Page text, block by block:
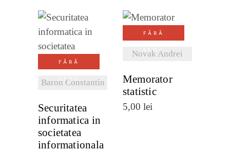
FĂRĂ
STOC
Baron Constantin
DETALII
Securitatea
informatica in
societatea
informationala
FĂRĂ
STOC
Novak Andrei
VEZI
Memorator
statistic
5,00 lei